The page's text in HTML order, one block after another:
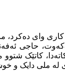
وای دەکرد،
حاجی
کاتێک شتوو
لە ملی دایک و